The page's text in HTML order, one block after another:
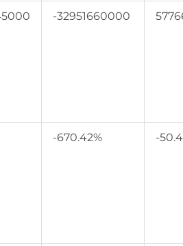
-32951660000
-670.42% -